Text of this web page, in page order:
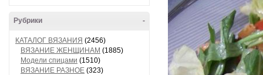
-
Рубрики
КАТАЛОГ ВЯЗАНИЯ (2456)
ВЯЗАНИЕ ЖЕНЩИНАМ (1885)
Модели спицами (1510)
ВЯЗАНИЕ РАЗНОЕ (323)